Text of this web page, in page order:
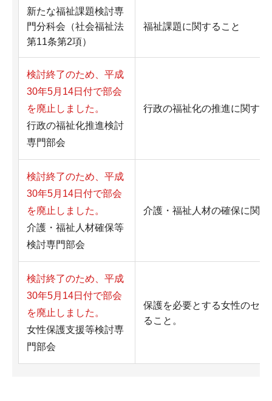
新たな福祉課題検討専
門分科会（社会福祉法
第11条第2項）
福祉課題に関すること
検討終了のため、平成
30年5月14日付で部会
を廃止しました。
行政の福祉化推進検討
専門部会
行政の福祉化の推進に関する
検討終了のため、平成
30年5月14日付で部会
を廃止しました。
介護・福祉人材確保等
検討専門部会
介護・福祉人材の確保に関す
検討終了のため、平成
30年5月14日付で部会
を廃止しました。
女性保護支援等検討専
門部会
保護を必要とする女性のセ
ること。